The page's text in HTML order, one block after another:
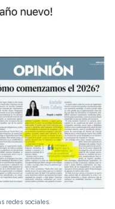
redes sociales.